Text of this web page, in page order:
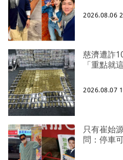
2026.08.06
慈濟遭詐
「重點就
2026.08.07
只有崔始
問：停車